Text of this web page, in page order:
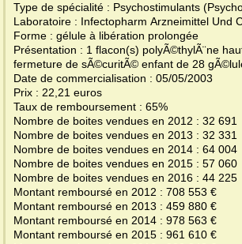
Type de spécialité : Psychostimulants
Laboratoire : Infectopharm Arzneimittel Und
Forme : gélule à libération prolongée
Présentation : 1 flacon(s) polyÃ©thylÃ¨ne
fermeture de sÃ©curitÃ© enfant de 28
Date de commercialisation : 05/05/2003
Prix : 22,21 euros
Taux de remboursement : 65%
Nombre de boites vendues en 2012 : 32 691
Nombre de boites vendues en 2013 : 32 331
Nombre de boites vendues en 2014 : 64 004
Nombre de boites vendues en 2015 : 57 060
Nombre de boites vendues en 2016 : 44 225
Montant remboursé en 2012 : 708 553 €
Montant remboursé en 2013 : 459 880 €
Montant remboursé en 2014 : 978 563 €
Montant remboursé en 2015 : 961 610 €